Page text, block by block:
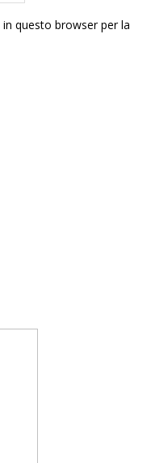
questo browser per la